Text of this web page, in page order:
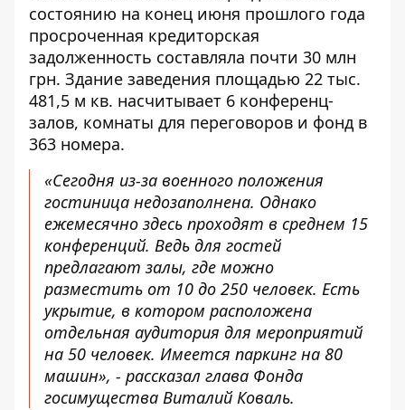
состоянию на конец июня прошлого года
просроченная кредиторская
задолженность составляла почти 30 млн
грн. Здание заведения площадью 22 тыс.
481,5 м кв. насчитывает 6 конференц-
залов, комнаты для переговоров и фонд в
363 номера.
«Сегодня из-за военного положения
гостиница недозаполнена. Однако
ежемесячно здесь проходят в среднем 15
конференций. Ведь для гостей
предлагают залы, где можно
разместить от 10 до 250 человек. Есть
укрытие, в котором расположена
отдельная аудитория для мероприятий
на 50 человек. Имеется паркинг на 80
машин», - рассказал глава Фонда
госимущества Виталий Коваль.